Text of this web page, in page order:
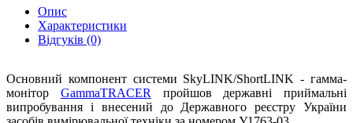
Опис
Характеристики
Відгуків (0)
Основний компонент системи SkyLINK/ShortLINK - гамма-
монітор GammaTRACER
пройшов державні приймальні
випробування і внесений до Державного реєстру України